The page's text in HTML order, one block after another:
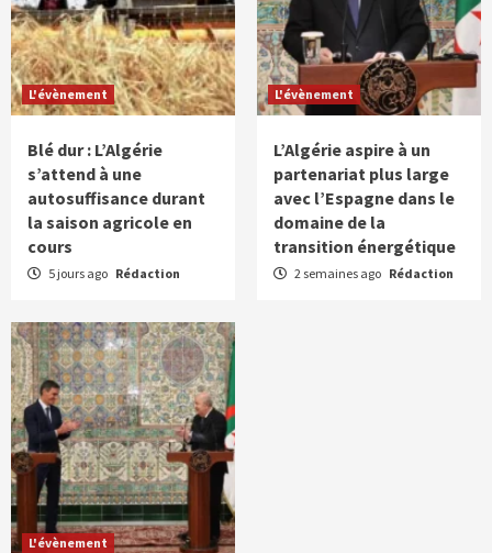
L'évènement
Blé dur : L’Algérie
s’attend à une
autosuffisance durant
la saison agricole en
cours
5 jours ago Rédaction
L'évènement
L’Algérie aspire à un
partenariat plus large
avec l’Espagne dans le
domaine de la
transition énergétique
2 semaines ago Rédaction
L'évènement